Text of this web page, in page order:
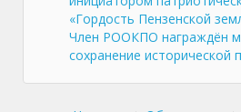
«Гордость Пензенской
Член РООКПО награждён
сохранение исторической